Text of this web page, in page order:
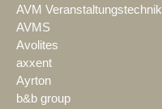
AVM Veranstaltungstechnik
AVMS
Avolites
axxent
Ayrton
b&b group